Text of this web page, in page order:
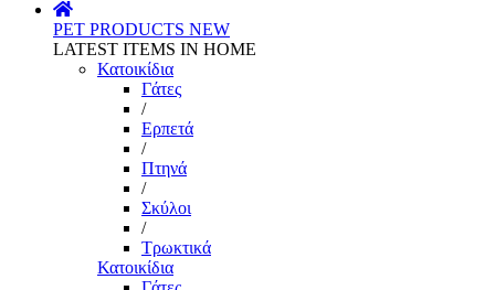
PET PRODUCTS NEW
LATEST ITEMS IN HOME
Κατοικίδια
Γάτες
/
Ερπετά
/
Πτηνά
/
Σκύλοι
/
Τρωκτικά
Κατοικίδια